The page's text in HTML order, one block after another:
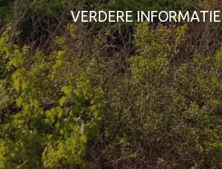
VERDERE INFORMATIE